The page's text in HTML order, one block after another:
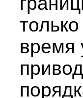
время